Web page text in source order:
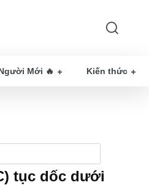
Mới 🔥 Kiến thức
tục dốc dưới